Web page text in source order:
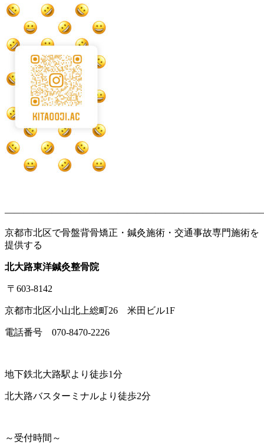
京都市北区で骨盤背骨矯正・鍼灸施術・交通事故専門施術を
提供する
北大路東洋鍼灸整骨院
〒603-8142
京都市北区小山北上総町26 米田ビル1F
電話番号 070-8470-2226
地下鉄北大路駅より徒歩1分
北大路バスターミナルより徒歩2分
～受付時間～